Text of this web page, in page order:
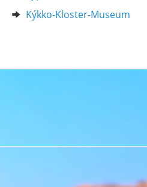
Kýkko-Kloster-Museum